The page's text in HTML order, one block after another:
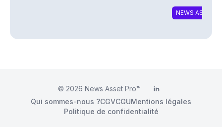
de la Math
NEWS
© 2026 News Asset Pro™ LinkedIn
Qui sommes-nous ?CGVCGUMentions légales
Politique de confidentialité